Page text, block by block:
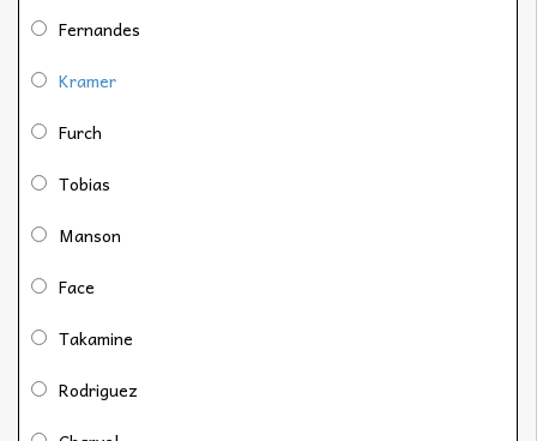
Fernandes
Kramer
Furch
Tobias
Manson
Face
Takamine
Rodriguez